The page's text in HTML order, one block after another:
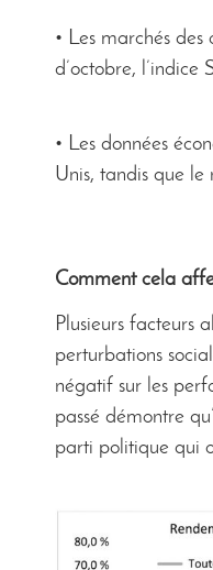
• Les marchés
d’octobre, l’indice
• Les données
Unis, tandis que le
Comment cela
Plusieurs facteurs
perturbations
négatif sur les
passé démontre
parti politique qui